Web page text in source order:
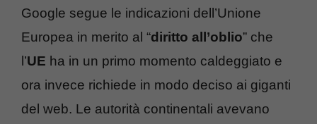
Google segue le indicazioni dell’Unione
Europea in merito al “diritto all’oblio” che
l’UE ha in un primo momento caldeggiato e
ora invece richiede in modo deciso ai giganti
del web. Le autorità continentali avevano